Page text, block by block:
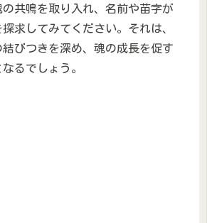
共鳴を取り入れ、名前や苗字が
求してみてください。それは、
びつきを深め、魂の成長を促す
るでしょう。